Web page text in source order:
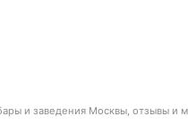
и заведения Москвы, отзывы и